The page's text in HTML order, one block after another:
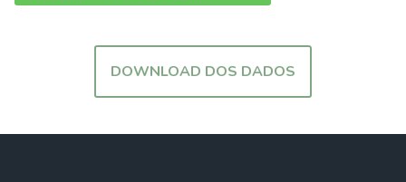
DOWNLOAD DOS DADOS